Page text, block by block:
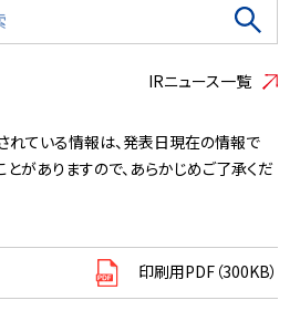
IRニュース一覧
れている情報は、発表日現在の情報で
とがありますので、あらかじめご了承くだ
印刷用PDF（300KB）